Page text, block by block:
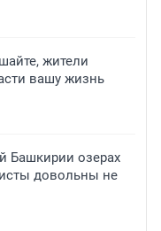
жители
вашу жизнь
Башкирии озерах
довольны не